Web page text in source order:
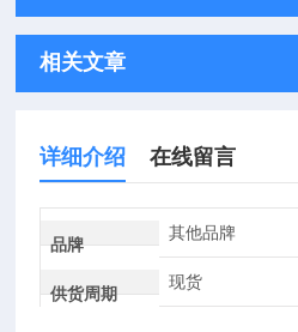
相关文章
详细介绍 在线留言
品牌
其他品牌
供货周期
现货